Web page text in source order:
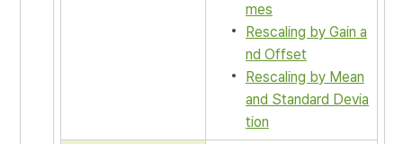
mes
Rescaling by Gain a
nd Offset
Rescaling by Mean
and Standard Devia
tion